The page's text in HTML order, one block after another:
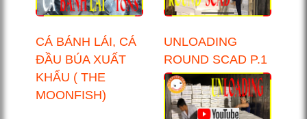
CÁ BÁNH LÁI, CÁ
ĐẦU BÚA XUẤT
KHẨU ( THE
MOONFISH)
UNLOADING
ROUND SCAD P.1